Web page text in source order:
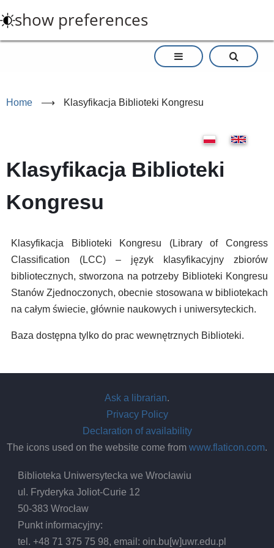
to
main
show preferences
Home ⟶ Klasyfikacja Biblioteki Kongresu
Klasyfikacja Biblioteki
Kongresu
Klasyfikacja Biblioteki Kongresu (Library of Congress
Classification (LCC) – język klasyfikacyjny zbiorów
bibliotecznych, stworzona na potrzeby Biblioteki Kongresu
Stanów Zjednoczonych, obecnie stosowana w bibliotekach
na całym świecie, głównie naukowych i uniwersyteckich.
Baza dostępna tylko do prac wewnętrznych Biblioteki.
Ask a librarian.
Privacy Policy
Declaration of availability
The icons used on the website come from www.flaticon.com.
Biblioteka Uniwersytecka we Wrocławiu
ul. Fryderyka Joliot-Curie 12
50-383 Wrocław
Punkt informacyjny:
tel. +48 71 375 75 98, email:oin.bu[w]uwr.edu.pl